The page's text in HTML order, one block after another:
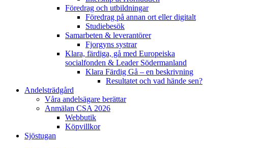
Föredrag och utbildningar
Föredrag på annan ort eller digitalt
Studiebesök
Samarbeten & leverantörer
Fjorgyns systrar
Klara, färdiga, gå med Europeiska
socialfonden & Leader Södermanland
Klara Färdig Gå – en beskrivning
Resultatet och vad hände sen?
Andelsträdgård
Våra andelsägare berättar
Anmälan CSA 2026
Webbutik
Köpvillkor
Sjöstugan